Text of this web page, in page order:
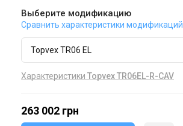
Выберите модификацию
Сравнить характеристики модификаций
Topvex TR06 EL
Характеристики Topvex TR06EL-R-CAV
263 002 грн